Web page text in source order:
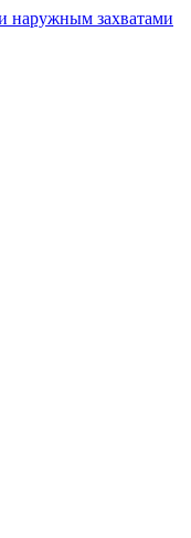
наружным захватами